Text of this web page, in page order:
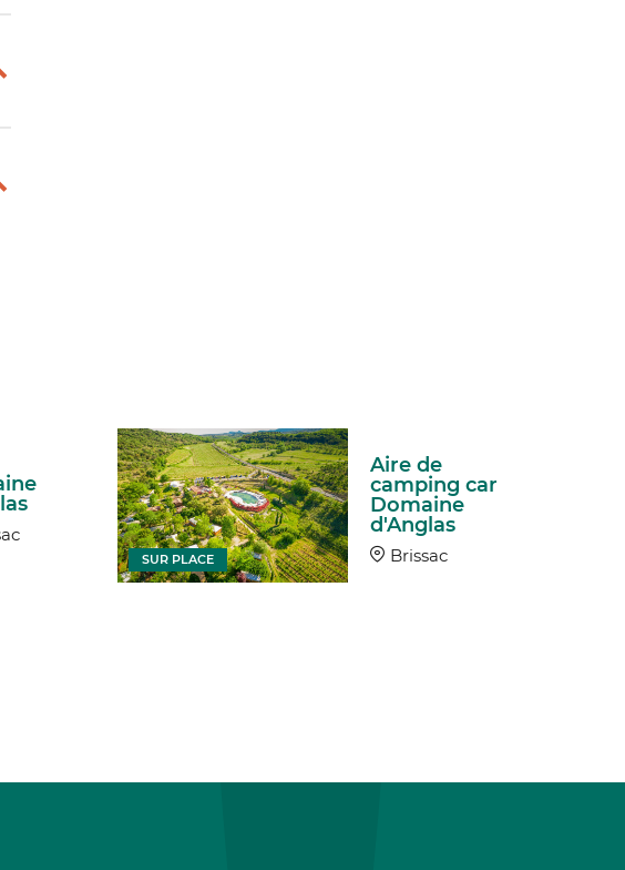
Aire de
camping car
Domaine
d'Anglas
Brissac
SUR PLACE